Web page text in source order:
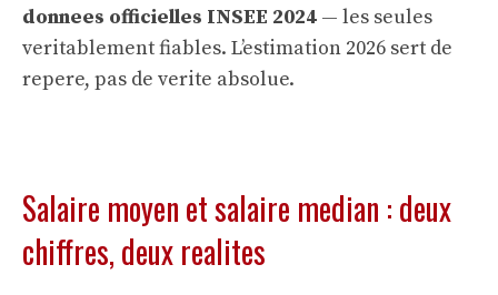
donnees officielles INSEE 2024 — les seules
veritablement fiables. L’estimation 2026 sert de
repere, pas de verite absolue.
Salaire moyen et salaire median : deux
chiffres, deux realites